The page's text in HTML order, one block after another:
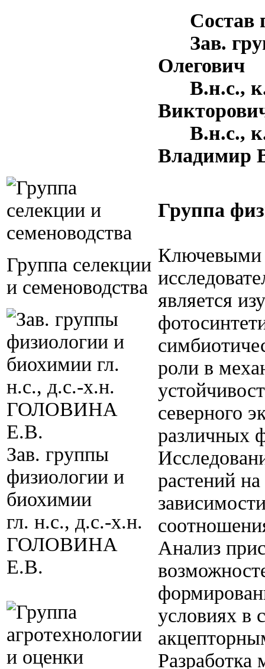
Группа селекции
и семеноводства
Зав. группы
физиологии и
биохимии
гл. н.с., д.с.-х.н.
ГОЛОВИНА
Е.В.
Состав
Зав.
Олегович
В.н.с., к.
В.н.с., к.
Владимир
Группа
Ключевыми
является
роли в
северного
различных
растений
Анализ
условиях в
Разработка